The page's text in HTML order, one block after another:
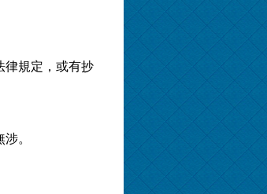
律規定，或有抄
。